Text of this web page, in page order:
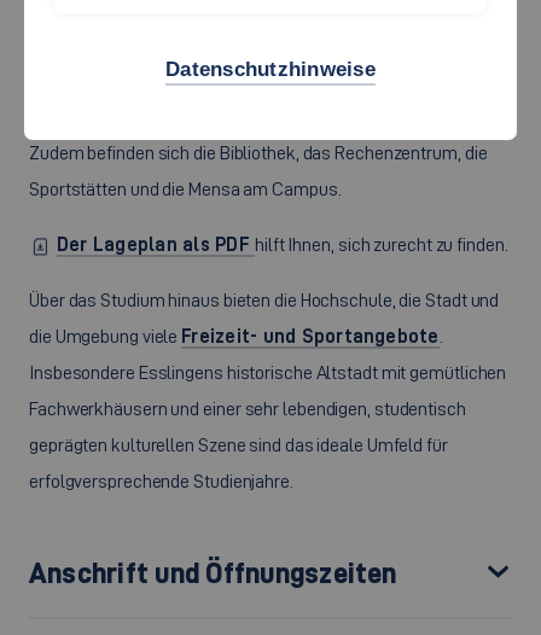
Informatik und Informationstechniksowie
Zudem befinden sich die Bibliothek, das Rechenzentrum, die
Sportstätten und die Mensa am Campus.
Der Lageplan als PDF hilft Ihnen, sich zurecht zu finden.
Über das Studium hinaus bieten die Hochschule, die Stadt und
die Umgebung viele Freizeit- und Sportangebote
Insbesondere Esslingens historische Altstadt mit gemütlichen
Fachwerkhäusern und einer sehr lebendigen, studentisch
geprägten kulturellen Szene sind das ideale Umfeld für
erfolgversprechende Studienjahre.
Anschrift und Öffnungszeiten
Datenschutzhinweise